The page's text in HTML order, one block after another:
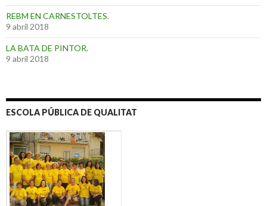
REBM EN CARNESTOLTES.
9 abril 2018
LA BATA DE PINTOR.
9 abril 2018
ESCOLA PÚBLICA DE QUALITAT